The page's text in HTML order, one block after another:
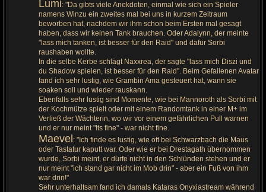
Lumi: "Da gibts viele Anekdoten, einmal wie sich ein Spieler
namens Winzu ein zweites mal bei uns in kurzem Zeitraum
beworben hat, nachdem wir ihm schon beim Ersten mal gesagt
haben, dass wir keinen Tank brauchen. Oder Adalynn, der meinte
"lass mich tanken, ist besser für den Raid" und dafür Sorbi
raushaben wollte.
In die selbe Kerbe schlägt Naxxrea, der sagte "lass mich Diszi und
du Shadow spielen, ist besser für den Raid". Beim Gefallenen Avatar
fand ich sehr lustig, wie Grambin Ama gesteuert hat, wann sie
soaken soll und wieder rauskann.
Ebenfalls sehr lustig sind Momente, wie bei Mannoroth als Sorbi mit
der Kochmütze spielt oder mit einem Randomtank in einer M+ im
Verließ der Wächterin, wo wir vor einem gefährlichen Pull warnen
und er nur meint "Its fine" - war nicht fine.
Maevel: "Ich finde es lustig, wie oft bei Schwarzbach die Maus
oder Tastatur kaputt war. Oder wie er bei Drestagath übernommen
wurde, Sorbi meint, er dürfe nicht in den Schlünden stehen und er
nur meint "ich stand gar nicht im Mob drin" - aber ein Fuß von ihm
war drin!"
Sehr unterhaltsam fand ich damals Kataras Onyxiastream während